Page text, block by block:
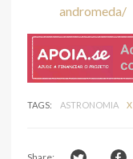
andromeda/
TAGS: ASTRONOMIA X